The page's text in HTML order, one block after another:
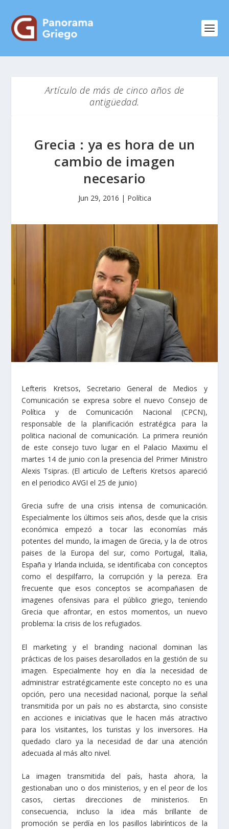
Artículo de más de cinco años de
antigüedad.
Grecia : ya es hora de un
cambio de imagen
necesario
Jun 29, 2016 | Política
Lefteris Kretsos, Secretario General de Medios y
Comunicación se expresa sobre el nuevo Consejo de
Política y de Comunicación Nacional (CPCN),
responsable de la planificación estratégica para la
politica nacional de comunicación. La primera reunión
de este consejo tuvo lugar en el Palacio Maximu el
martes 14 de junio con la presencia del Primer Ministro
Alexis Tsipras. (El articulo de Lefteris Kretsos apareció
en el periodico AVGI el 25 de junio)
Grecia sufre de una crisis intensa de comunicación.
Especialmente los últimos seis años, desde que la crisis
económica empezó a tocar las economías más
potentes del mundo, la imagen de Grecia, y la de otros
paises de la Europa del sur, como Portugal, Italia,
España y Irlanda incluida, se identificaba con conceptos
como el despilfarro, la corrupción y la pereza. Era
frecuente que esos conceptos se acompañasen de
imagenes ofensivas para el público griego, teniendo
Grecia que afrontar, en estos momentos, un nuevo
problema: la crisis de los refugiados.
El marketing y el branding nacional dominan las
prácticas de los paises desarollados en la gestión de su
imagen. Especialmente hoy en día la necesidad de
administrar estratégicamente este concepto no es una
opción, pero una necesidad nacional, porque la señal
transmitida por un país no es abstarcta, sino consiste
en acciones e iniciativas que le hacen más atractivo
para los visitantes, los turistas y los inversores. Ha
quedado claro ya la necesidad de dar una atención
adecuada al más alto nivel.
La imagen transmitida del país, hasta ahora, la
gestionaban uno o dos ministerios, y en el peor de los
casos, ciertas direcciones de ministerios. En
consecuencia, incluso la idea más brillante de
promoción se perdía en los pasillos labirínticos de la